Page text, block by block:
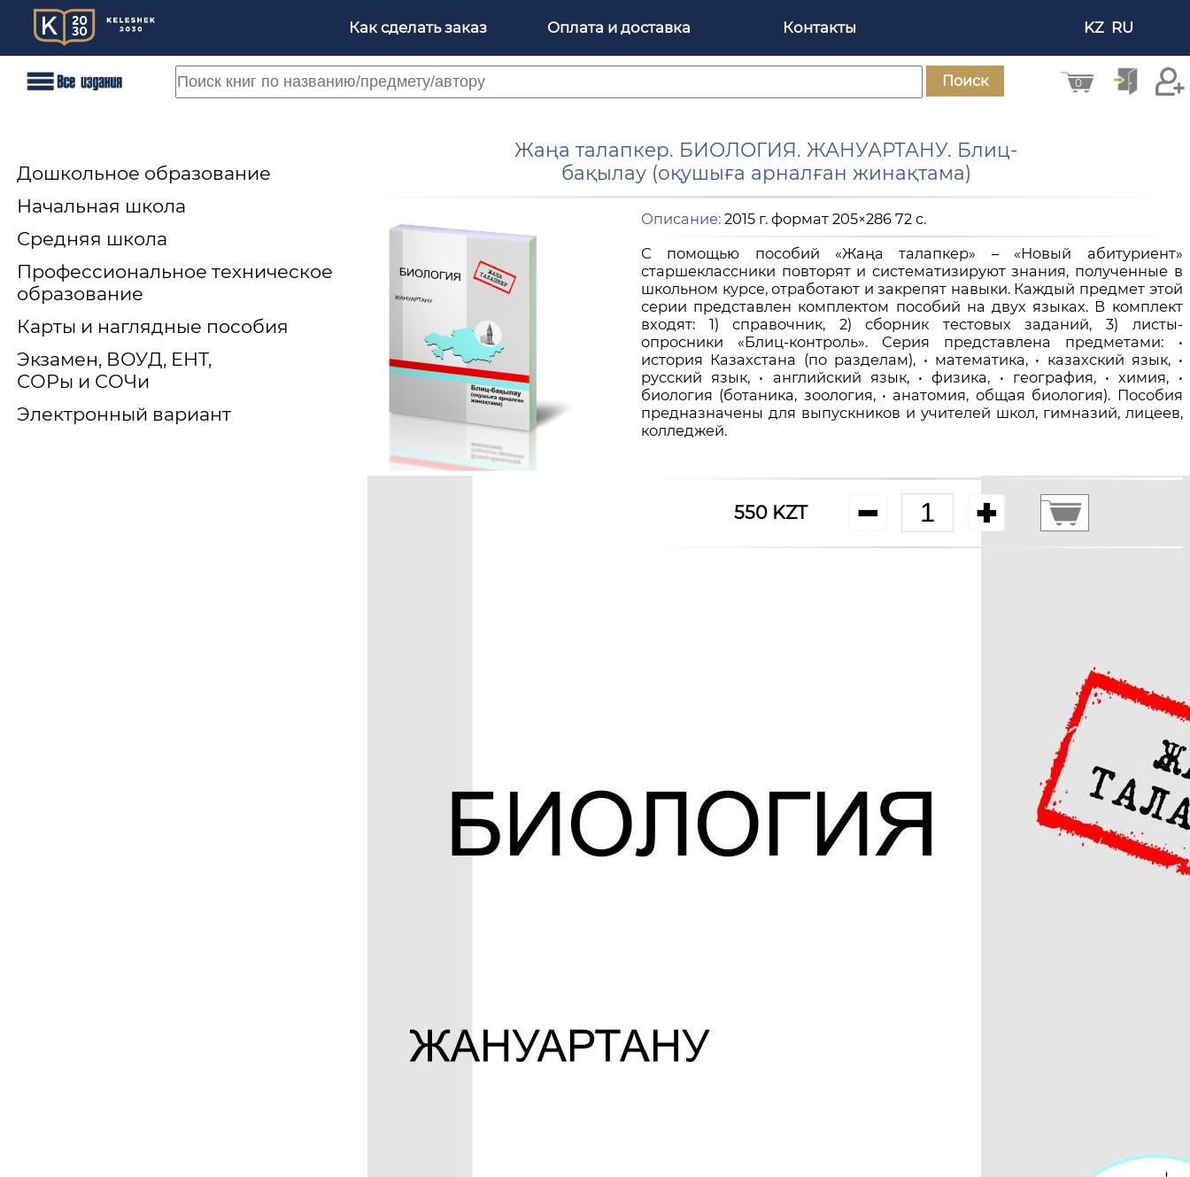
Как сделать заказ Оплата и доставка Контакты KZ RU
Поиск 0
Дошкольное образование
Начальная школа
Средняя школа
Профессиональное техническое
образование
Карты и наглядные пособия
Экзамен, ВОУД, ЕНТ,
СОРы и СОЧи
Электронный вариант
Жаңа талапкер. БИОЛОГИЯ. ЖАНУАРТАНУ. Блиц-
бақылау (оқушыға арналған жинақтама)
Описание: 2015 г. формат 205×286 72 с.
С помощью пособий «Жаңа талапкер» – «Новый абитуриент»
старшеклассники повторят и систематизируют знания, полученные в
школьном курсе, отработают и закрепят навыки. Каждый предмет этой
серии представлен комплектом пособий на двух языках. В комплект
входят: 1) справочник, 2) сборник тестовых заданий, 3) листы-
опросники «Блиц-контроль». Серия представлена предметами: •
история Казахстана (по разделам), • математика, • казахский язык, •
русский язык, • английский язык, • физика, • география, • химия, •
биология (ботаника, зоология, • анатомия, общая биология). Пособия
предназначены для выпускников и учителей школ, гимназий, лицеев,
колледжей.
550 KZT